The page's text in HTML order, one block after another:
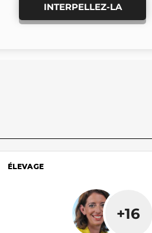
INTERPELLEZ-LA
ÉLEVAGE
+16